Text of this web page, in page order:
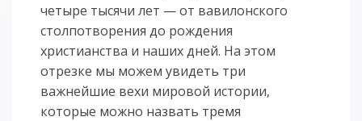
четыре тысячи лет — от вавилонского
столпотворения до рождения
христианства и наших дней. На этом
отрезке мы можем увидеть три
важнейшие вехи мировой истории,
которые можно назвать тремя